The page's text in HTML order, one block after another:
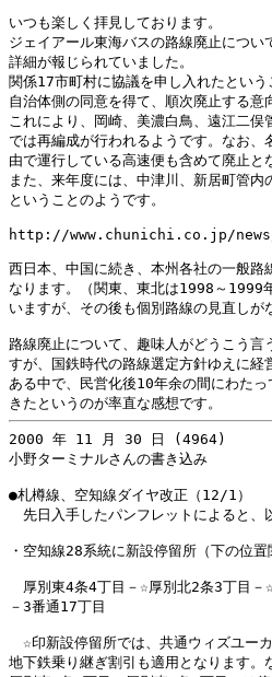
いつも楽しく拝見しております。
ジェイアール東海バスの路線廃止につい
詳細が報じられていました。
関係17市町村に協議を申し入れたとい
自治体側の同意を得て、順次廃止する意
これにより、岡崎、美濃白鳥、遠江二俣
では再編成が行われるようです。なお、
由で運行している高速便も含めて廃止と
また、来年度には、中津川、新居町管
ということのようです。
http://www.chunichi.co.jp/news/
西日本、中国に続き、本州各社の一般路
なります。（関東、東北は1998～1999
いますが、その後も個別路線の見直しが
路線廃止について、趣味人がどうこう言
すが、国鉄時代の路線選定方針ゆえに経
ある中で、民営化後10年余の間にわた
2000 年 11 月 30 日 (4964)
小野ターミナルさんの書き込み
●札樽線、空知線ダイヤ改正（12/1）
先日入手したパンフレットによると、
・空知線28系統に新設停留所（下の位置
厚別東4条4丁目－☆厚別北2条3丁目－
－3番通17丁目
☆印新設停留所では、共通ウィズユーカ
地下鉄乗り継ぎ割引も適用となります